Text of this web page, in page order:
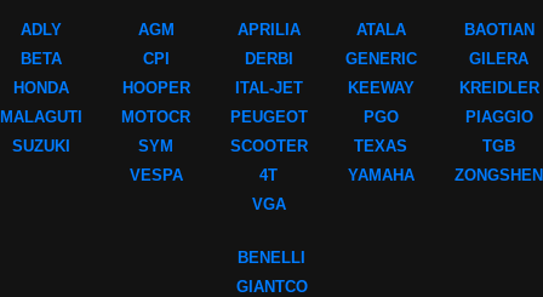
ADLY
BETA
HONDA
MALAGUTI
SUZUKI
AGM
CPI
HOOPER
MOTOCR
SYM
VESPA
APRILIA
DERBI
ITAL-JET
PEUGEOT
SCOOTER
4T
VGA
ATALA
GENERIC
KEEWAY
PGO
TEXAS
YAMAHA
BAOTIAN
GILERA
KREIDLER
PIAGGIO
TGB
ZONGSHEN
BENELLI
GIANTCO